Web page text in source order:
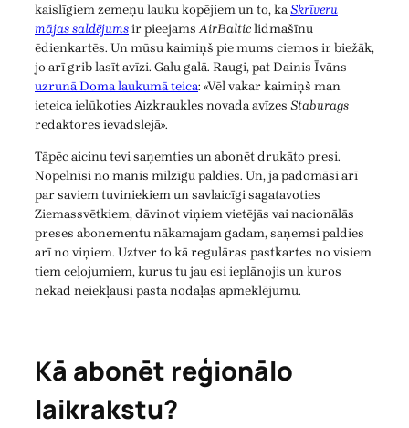
kaislīgiem zemeņu lauku kopējiem un to, kaSkrīveru
mājas saldējumsir pieejamsAirBalticlidmašīnu
ēdienkartēs. Un mūsu kaimiņš pie mums ciemos ir biežāk,
jo arī grib lasīt avīzi. Galu galā. Raugi, pat Dainis Īvāns
uzrunā Doma laukumā teica: «Vēl vakar kaimiņš man
ieteica ielūkoties Aizkraukles novada avīzes Staburags
redaktores ievadslejā».
Tāpēc aicinu tevi saņemties un abonēt drukāto presi.
Nopelnīsi no manis milzīgu paldies. Un, ja padomāsi arī
par saviem tuviniekiem un savlaicīgi sagatavoties
Ziemassvētkiem, dāvinot viņiem vietējās vai nacionālās
preses abonementu nākamajam gadam, saņemsi paldies
arī no viņiem. Uztver to kā regulāras pastkartes no visiem
tiem ceļojumiem, kurus tu jau esi ieplānojis un kuros
nekad neiekļausi pasta nodaļas apmeklējumu.
Kā abonēt reģionālo
laikrakstu?